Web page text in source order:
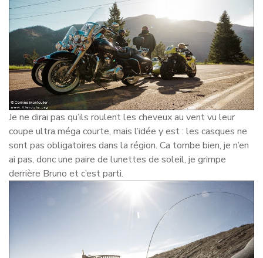
Je ne dirai pas qu’ils roulent les cheveux au vent vu leur
coupe ultra méga courte, mais l’idée y est : les casques ne
sont pas obligatoires dans la région. Ca tombe bien, je n’en
ai pas, donc une paire de lunettes de soleil, je grimpe
derrière Bruno et c’est parti.